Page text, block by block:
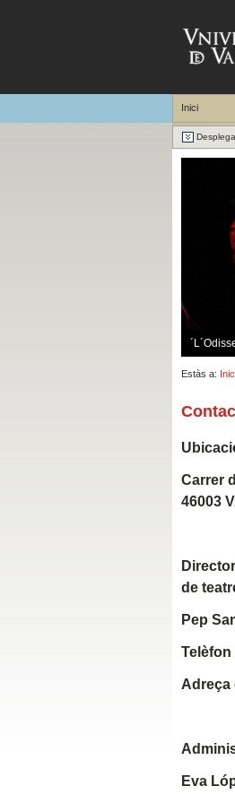
Inici
Estàs a:
Carrer
46003
de
Pep
Telèfon
Adreça
Eva